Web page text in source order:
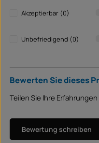
Akzeptierbar (0)
Unbefriedigend (0)
Bewerten Sie dieses
Teilen Sie Ihre
Bewertung schreiben